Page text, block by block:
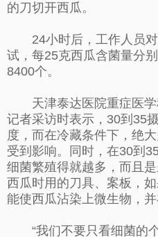
的刀切开西瓜。
24小时后，工作人员对
试，每25克西瓜含菌量分
8400个。
天津泰达医院重症医学
记者采访时表示，30到35
度，而在冷藏条件下，绝
受到影响。同时，在30到
细菌繁殖得就越多，而且
西瓜时用的刀具、案板，
能使西瓜沾染上微生物，
“我们不要只看细菌的